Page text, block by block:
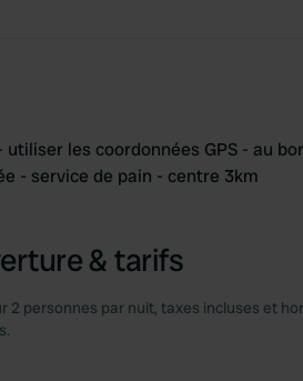
les coordonnées GPS - au
- service de pain - centre 3km
& tarifs
2 personnes par nuit, taxes incluses et